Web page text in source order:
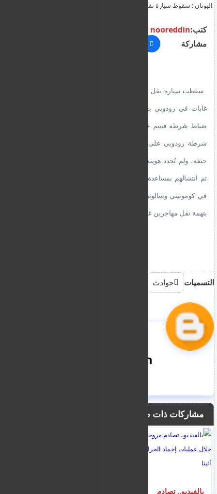
اليونان : سقوط سيارة تقل مهاجرين غير شرعيين في وادٍ بجبال رودوبي
كتب:nooreddin
مشاركة
سقطت سيارة تقل مهاجرين غير شرعيين في وادٍ بمنطقة
ضباط شرطة قسم حرس الحدود في سابيس التابع لمديرية
شرطة رودوبي على السيارة التي انحرفت. و لقي شخص
حتفه، ولم تُحدد هويته حتى الآن، بينما أصيب ثلاثة آخرون، و
تم انتشالهم بمساعدة إدارة الإطفاء و نقلهم إلى مستشفيات
في كوموتيني وسالونيكي و سجلت إدارة حرس الحدود قضية
بتهمة نقل مهاجرين غير شرعيين داخل البلاد.
التسميات حوادث
nooreddin
مشاركات ذات صلة
بالفيديو.. تصادم